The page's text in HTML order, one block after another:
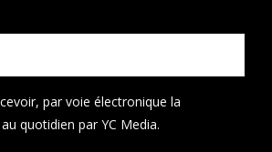
par voie électronique la
quotidien par YC Media.